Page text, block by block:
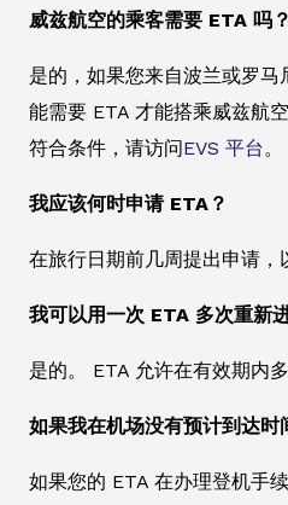
威兹航空的乘客需要 ETA 吗？
是的，如果您来自波兰或罗
能需要 ETA 才能搭乘威兹航
符合条件，请访问EVS 平台。
我应该何时申请 ETA？
在旅行日期前几周提出申请，
我可以用一次 ETA 多次重新
是的。 ETA 允许在有效期内多
如果我在机场没有预计到达时
如果您的 ETA 在办理登机手